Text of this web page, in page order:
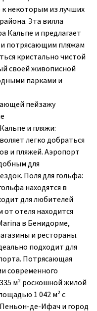
некоторым из лучших
Эта вилла
Кальпе и предлагает
и потрясающим пляжам
кристально чистой
своей живописной
парками и
пейзажу
и пляжи:
легко добраться
и пляжей. Аэропорт
для
Поля для гольфа:
находятся в
для любителей
отеля находится
в Бенидорме,
и рестораны.
подходит для
Потрясающая
современного
м² роскошной жилой
1 042 м² с
де-Ифач и город